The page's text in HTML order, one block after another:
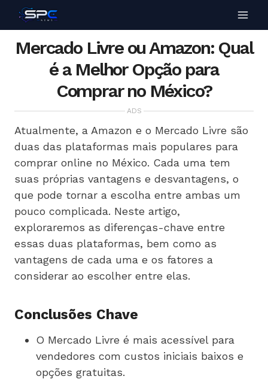
Mercado Livre ou Amazon: Qual
é a Melhor Opção para
Comprar no México?
ADS
Atualmente, a Amazon e o Mercado Livre são
duas das plataformas mais populares para
comprar online no México. Cada uma tem
suas próprias vantagens e desvantagens, o
que pode tornar a escolha entre ambas um
pouco complicada. Neste artigo,
exploraremos as diferenças-chave entre
essas duas plataformas, bem como as
vantagens de cada uma e os fatores a
considerar ao escolher entre elas.
Conclusões Chave
O Mercado Livre é mais acessível para
vendedores com custos iniciais baixos e
opções gratuitas.